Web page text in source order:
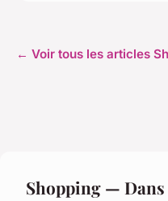
← Voir tous les articles
Shopping —